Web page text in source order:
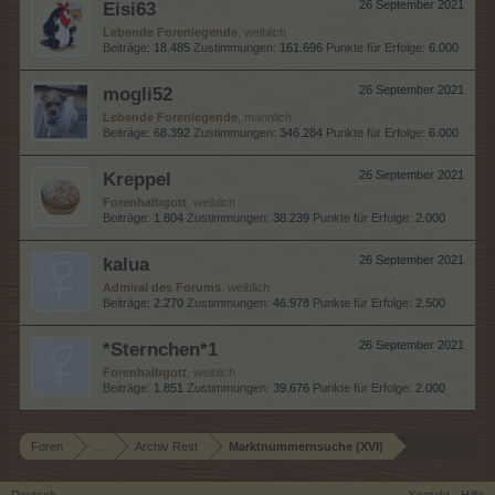
26 September 2021
Eisi63
Lebende Forenlegende , weiblich
Beiträge: 18.485 Zustimmungen: 161.696 Punkte für Erfolge: 6.000
26 September 2021
mogli52
Lebende Forenlegende , männlich
Beiträge: 68.392 Zustimmungen: 346.284 Punkte für Erfolge: 6.000
26 September 2021
Kreppel
Forenhalbgott , weiblich
Beiträge: 1.804 Zustimmungen: 38.239 Punkte für Erfolge: 2.000
26 September 2021
kalua
Admiral des Forums , weiblich
Beiträge: 2.270 Zustimmungen: 46.978 Punkte für Erfolge: 2.500
26 September 2021
*Sternchen*1
Forenhalbgott , weiblich
Beiträge: 1.851 Zustimmungen: 39.676 Punkte für Erfolge: 2.000
Foren Archiv Rest Marktnummernsuche (XVI)